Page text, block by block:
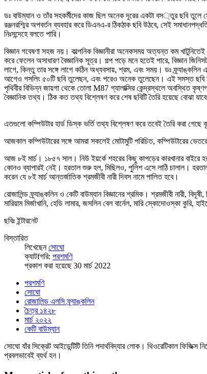
ডঃ বাউম্যান ও তাঁর সহকর্মীদের কাজ ছিল অনেক দূরের একটা বস্তুর ছবি তুলে
রঞ্জনরশ্মির অপবর্তন ব্যবহার করে ডিএনএ-র ঠিকঠাক ছবি উঠবে, সেই
নিঃসন্দেহে বলতে পারি।
বিজ্ঞান গবেষণা সহজ নয়। কাল্পনিক বিজ্ঞানীরা অনেকসময় অত্যন্ত কম
করে ফেলেন অসাধারণ বৈজ্ঞানিক সূত্র। গল্প পড়ে মনে হতেই পারে, বিজ্ঞান
লাগে, কিন্তু তার সঙ্গে লাগে কঠিন অধ্যবসায়, শ্রম, এবং সময়। ডঃ
আগেও গসলিং ৫০টি ছবি তুলেছন, এবং পরেও অনেক তুলেছেন। এই সমস্ত ছবি ডঃ
পৃথিবীর বিভিন্ন জায়গা থেকে তোলা M87 গ্যালাক্সির কেন্দ্রস্থলে অবস্থিত
বৈজ্ঞানিক তথ্য। ঠিক কত তথ্য বিশ্লেষণ করে শেষ ছবিটি তৈরি হয়েছে বোঝা যাবে
এতগুলো কম্পিউটার হার্ড ডিস্ক ভর্তি তথ্য বিশ্লেষণ করে তবেই তৈরি করা গেছে
আজকাল কম্পিউটারের সঙ্গে আমরা সকলেই মোটামুটি পরিচিত, কম্পিউটারের
আজ ৮ই মার্চ। ১৮৫৭ সাল। নিউ ইয়র্কে শহরের কিছু কাপড়ের কারখানার বাইরে
কোনও ব্যাপারই নেই। হরতাল শুরু হল, মিছিলও, পুলিশ এসে লাঠি চালাল।
করেন যে ৮ই মার্চ আন্তর্জাতিক শ্রমজীবী নারী দিবস নামে পালিত হবে।
রোজালিন্ড ফ্র্যাঙ্কলিন ও কেটি বাউম্যান বিজ্ঞানের শ্রমিক। শ্রমজীবী নারী,
মারিয়াম মির্জাখানি, হেডি লামার, জসলিন বেল বার্নেল, মারি স্কোদোওস্কা
ছবিঃ ইন্টারনেট
বিস্তারিত
লিখেছেনসোঘো
ক্যাটfগরি: পরশমণি
প্রকাশ করা হয়েছে 30 মার্চ 2022
পরশমণি
সোঘো
রোজালিন্ড এলসি ফ্র্যাঙ্কলিন
চৈত্র ১৪২৮
মার্চ ২০২২
কেটি বাউম্যান
সোঘো যাঁর সিক্রেট আইডেন্টিটি তিনি পদার্থবিদ্যার লোক। থিওরেটিকাল ফিজিক্স
প্রবলভাবেই ব্যর্থ হন।